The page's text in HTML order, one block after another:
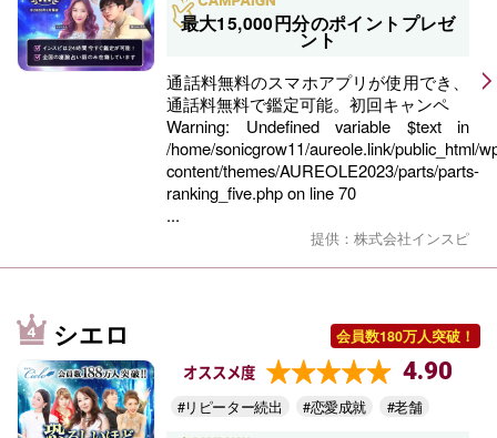
最大15,000円分のポイントプレゼ
ント
通話料無料のスマホアプリが使用でき、
通話料無料で鑑定可能。初回キャンペ
Warning: Undefined variable $text in
/home/sonicgrow11/aureole.link/public_html/
content/themes/AUREOLE2023/parts/parts-
ranking_five.phpon line70
...
提供：株式会社インスピ
シエロ 会員数180万人突破！
オススメ度 4.90
#リピーター続出 #恋愛成就 #老舗